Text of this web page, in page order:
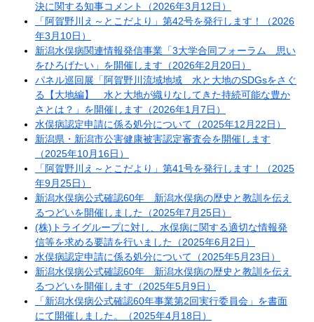
決に関する知事コメント（2026年3月12日）
「阿賀野川え～とこだより」第42号を発行します！（2026
年3月10日）
新潟水俣病関連情報発信事業「3大学合同フォーラム 思い
をひろげたい」を開催します（2026年2月20日）
パネル巡回展「阿賀野川流域地域 水と大地のSDGsをさぐ
る【大地編】 水と大地が織りなしてきた持続可能な豊か
さとは？」を開催します（2026年1月7日）
水俣病認定申請に係る処分について（2025年12月22日）
新潟県・新潟市公害健康被害認定審査会を開催します
（2025年10月16日）
「阿賀野川え～とこだより」第41号を発行します！（2025
年9月25日）
新潟水俣病公式確認60年 新潟水俣病の歴史と教訓を伝え
るつどいを開催しました（2025年7月25日）
(株)トライグループに対し、水俣病に関する適切な情報発
信等を求める要請を行いました（2025年6月2日）
水俣病認定申請に係る処分について（2025年5月23日）
新潟水俣病公式確認60年 新潟水俣病の歴史と教訓を伝え
るつどいを開催します（2025年5月9日）
「新潟水俣病公式確認60年事業第2回実行委員会」を書面
にて開催しました。（2025年4月18日）